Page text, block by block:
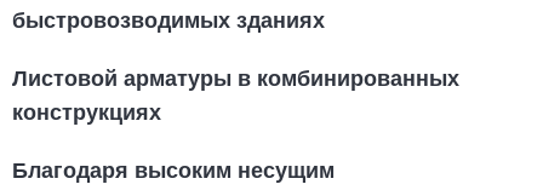
быстровозводимых зданиях
Листовой арматуры в комбинированных
конструкциях
Благодаря высоким несущим